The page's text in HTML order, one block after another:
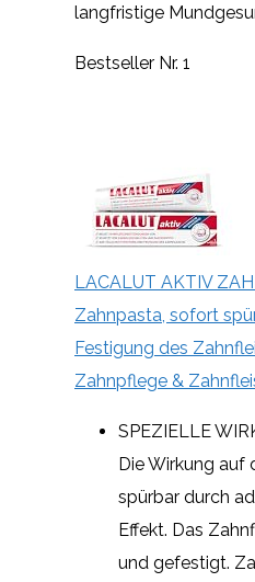
langfristige
Bestseller Nr. 1
LACALUT AKTIV
Zahnpasta, sofort
Festigung des
Zahnpflege &
SPEZIELLE
Die Wirkung auf
spürbar durch
Effekt. Das
und gefestigt.